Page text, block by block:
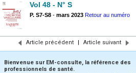
Vol 48 - N° S
P. S7-S8 - mars 2023 Retour au numéro
Article précédent | Article suivant
Bienvenue sur EM-consulte, la référence des
professionnels de santé.